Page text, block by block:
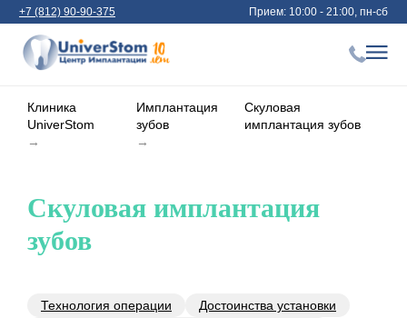
+7 (812) 90-90-375 Прием: 10:00 - 21:00, пн-сб
Клиника
UniverStom
→
Имплантация
зубов
→
Скуловая
имплантация зубов
Скуловая имплантация
зубов
Технология операции
Достоинства установки